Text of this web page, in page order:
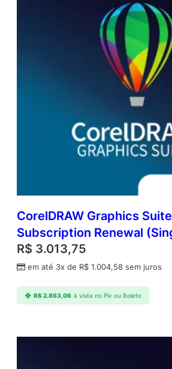
CorelDRAW Graphics
Subscription Renewal
R$ 3.013,75
em até 3x de R$ 1.004,58 sem juros
R$2.863,06 à vista no Pix ou Boleto